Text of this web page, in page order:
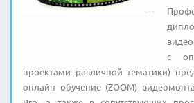
с
проектами различной тематики)
онлайн обучение (ZOOM)